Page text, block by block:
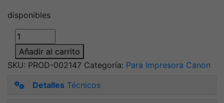
disponibles
CAJA
DE
MANTENIMIENTO
PARA
CANON
Añadir al carrito
SKU: PROD-002147 Categoría: Para Impresora Canon
Detalles Técnicos